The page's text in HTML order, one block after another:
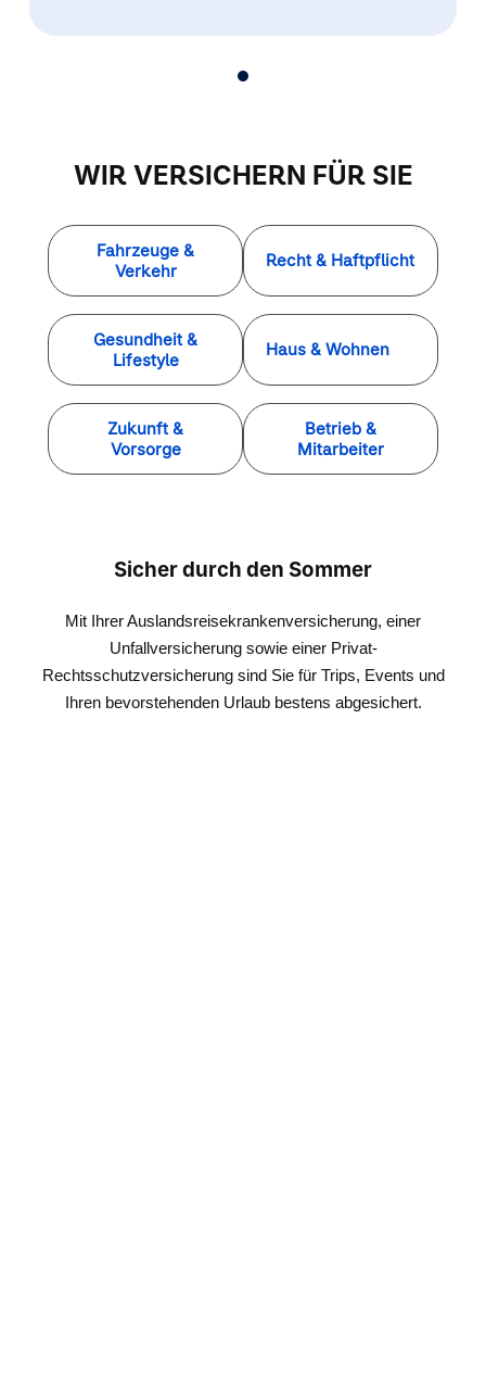
WIR VERSICHERN FÜR SIE
Fahrzeuge &
Verkehr
Recht & Haftpflicht
Gesundheit &
Lifestyle
Haus & Wohnen
Zukunft &
Vorsorge
Betrieb &
Mitarbeiter
Sicher durch den Sommer
Mit Ihrer Auslandsreisekrankenversicherung, einer
Unfallversicherung sowie einer Privat-
Rechtsschutzversicherung sind Sie für Trips, Events und
Ihren bevorstehenden Urlaub bestens abgesichert.